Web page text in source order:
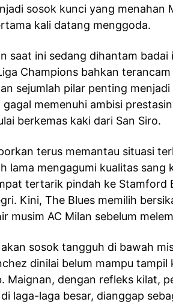
sosok kunci yang menahan
kali datang menggoda.
saat ini sedang dihantam
Champions bahkan
sejumlah pilar penting
memenuhi ambisi
berkemas kaki dari San Siro.
terus memantau situasi
lama mengagumi kualitas sang
tertarik pindah ke Stamford
Kini, The Blues memilih
musim AC Milan sebelum
sosok tangguh di bawah
dinilai belum mampu tampil
Maignan, dengan refleks kilat,
laga-laga besar, dianggap